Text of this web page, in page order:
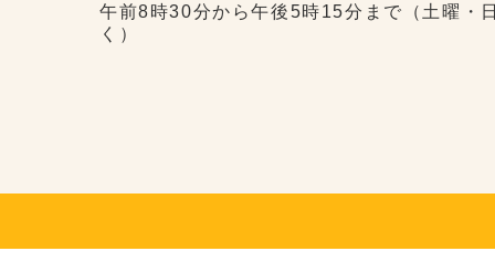
午前8時30分から午後5時15分まで（土曜・
く）